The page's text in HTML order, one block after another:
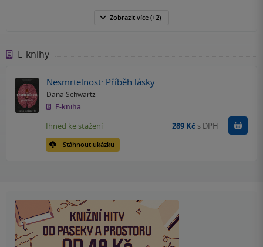
Zobrazit více (+2)
E-knihy
Nesmrtelnost: Příběh lásky
Dana Schwartz
E-kniha
Stáhnout ukázku
Ihned ke stažení 289 Kč s DPH Koupit